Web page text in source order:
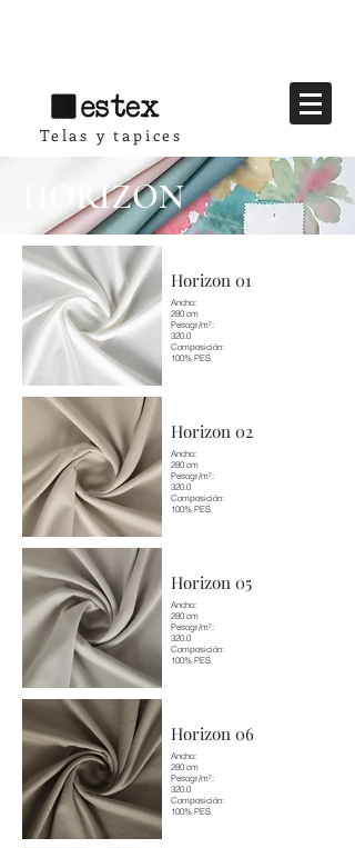
Telas y tapices
HORIZON
Horizon 01
Ancho:
280 cm
Pesogr/m²:
320.0
Composición:
100% PES
Horizon 02
Ancho:
280 cm
Pesogr/m²:
320.0
Composición:
100% PES
Horizon 05
Ancho:
280 cm
Pesogr/m²:
320.0
Composición:
100% PES
Horizon 06
Ancho:
280 cm
Pesogr/m²:
320.0
Composición:
100% PES